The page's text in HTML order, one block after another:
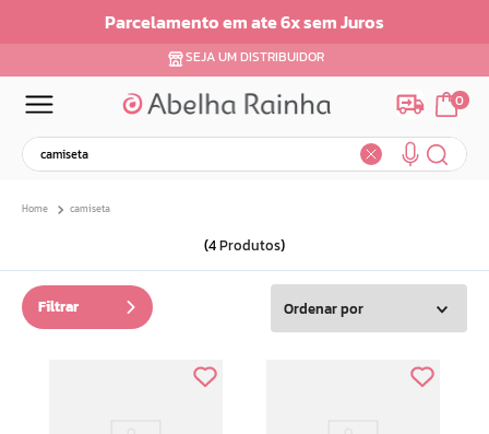
Parcelamento em ate 6x sem Juros
SEJA UM DISTRIBUIDOR
0
Busque por nome, marca ou código...
camiseta
4Produtos
Filtrar Ordenar por